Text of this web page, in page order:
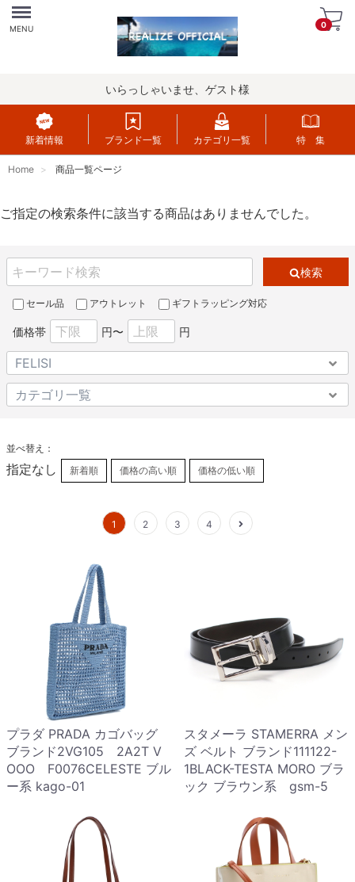
Menu
MENU 0
いらっしゃいませ、ゲスト様
新着情報 ブランド一覧 カテゴリ一覧 特 集
Home 商品一覧ページ
ご指定の検索条件に該当する商品はありませんでした。
検索
セール品 アウトレット ギフトラッピング対応
価格帯 円〜 円
並べ替え：
指定なし 新着順 価格の高い順 価格の低い順
1 2 3 4
プラダ PRADA カゴバッグ
ブランド2VG105 2A2T V
OOO F0076CELESTE ブル
ー系 kago-01
スタメーラ STAMERRA メン
ズ ベルト ブランド111122-
1BLACK-TESTA MORO ブラ
ック ブラウン系 gsm-5